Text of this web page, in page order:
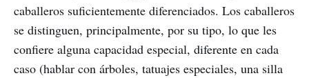
caballeros suficientemente diferenciados. Los caballeros
se distinguen, principalmente, por su tipo, lo que les
confiere alguna capacidad especial, diferente en cada
caso (hablar con árboles, tatuajes especiales, una silla